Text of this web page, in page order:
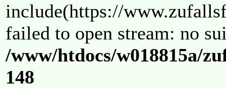
include(https://
failed to open stream: no
/www/htdocs/w018815a/
148